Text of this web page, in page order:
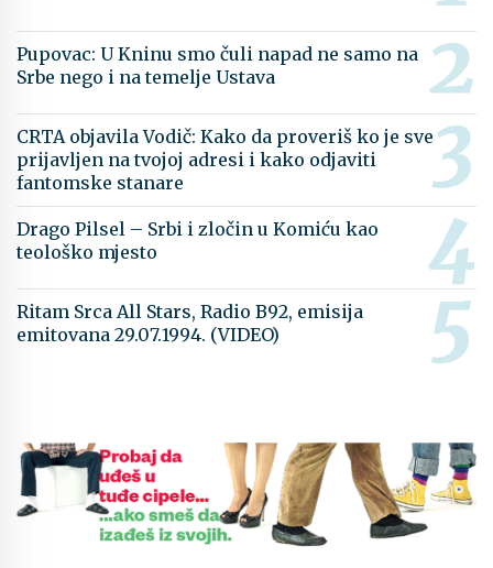
Pupovac: U Kninu smo čuli napad ne samo na
Srbe nego i na temelje Ustava
CRTA objavila Vodič: Kako da proveriš ko je sve
prijavljen na tvojoj adresi i kako odjaviti
fantomske stanare
Drago Pilsel – Srbi i zločin u Komiću kao
teološko mjesto
Ritam Srca All Stars, Radio B92, emisija
emitovana 29.07.1994. (VIDEO)